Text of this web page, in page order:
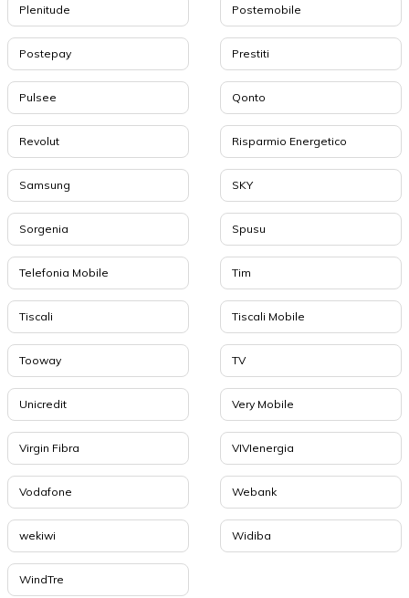
Plenitude Postemobile
Postepay Prestiti
Pulsee Qonto
Revolut Risparmio Energetico
Samsung SKY
Sorgenia Spusu
Telefonia Mobile Tim
Tiscali Tiscali Mobile
Tooway TV
Unicredit Very Mobile
Virgin Fibra VIVIenergia
Vodafone Webank
wekiwi Widiba
WindTre